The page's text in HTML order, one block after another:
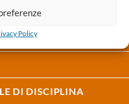
Policy
FORENSE
DI DISCIPLINA